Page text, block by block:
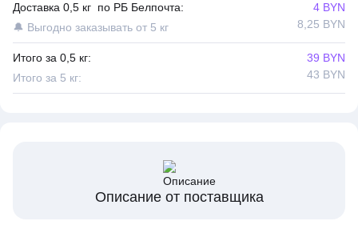
Доставка 0,5 кг по РБ Белпочта:
🔔 Выгодно заказывать от 5 кг
4 BYN
8,25 BYN
Итого за 0,5 кг:
Итого за 5 кг:
39 BYN
43 BYN
Описание от поставщика